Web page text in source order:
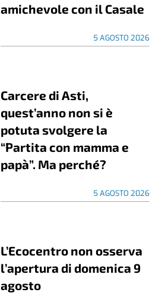
amichevole con il Casale
5 AGOSTO 2026
Carcere di Asti,
quest’anno non si è
potuta svolgere la
“Partita con mamma e
papà”. Ma perché?
5 AGOSTO 2026
L’Ecocentro non osserva
l’apertura di domenica 9
agosto